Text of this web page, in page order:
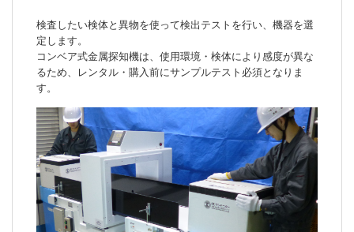
検査したい検体と異物を使って検出テストを行い、機器を選
定します。
コンベア式金属探知機は、使用環境・検体により感度が異な
るため、レンタル・購入前にサンプルテスト必須となりま
す。